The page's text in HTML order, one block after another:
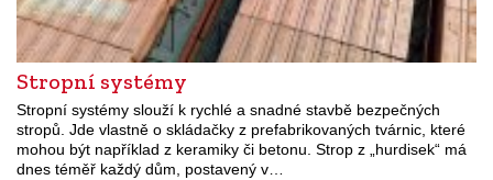
Stropní systémy
Stropní systémy slouží k rychlé a snadné stavbě bezpečných
stropů. Jde vlastně o skládačky z prefabrikovaných tvárnic, které
mohou být například z keramiky či betonu. Strop z „hurdisek“ má
dnes téměř každý dům, postavený v…